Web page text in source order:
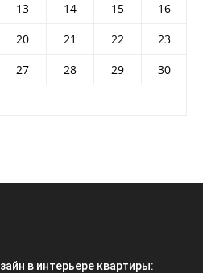
13 14 15
16
20 21 22
23
27 28 29
30
в интерьере квартиры: